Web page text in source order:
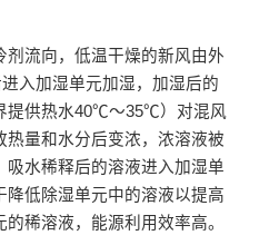
流向，低温干燥的新风由外
入加湿单元加湿，加湿后的
提供热水40℃～35℃）对混风
量和水分后变浓，浓溶液被
水稀释后的溶液进入加湿单
低除湿单元中的溶液以提高
稀溶液，能源利用效率高。